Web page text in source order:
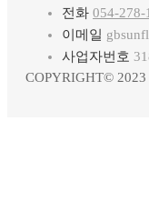
전화 054-278-
이메일
사업자번호
COPYRIGHT© 2023